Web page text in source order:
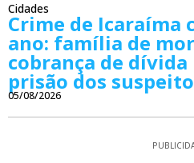
Cidades
Crime de Icaraíma
ano: família de
cobrança de
prisão dos
05/08/2026